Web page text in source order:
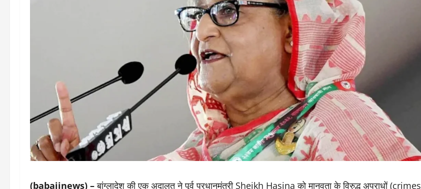
(babajinews) –बांग्लादेश की एक अदालत ने पूर्व प्रधानमंत्री Sheikh Hasina को मानवता के विरुद्ध अपराधों (crimes